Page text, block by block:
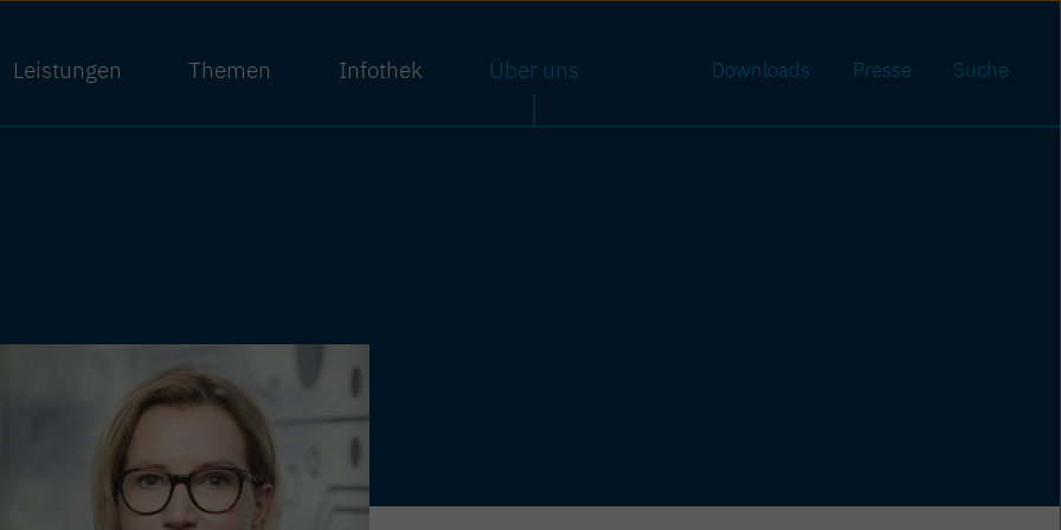
Leistungen Themen Infothek Über uns Downloads Presse Suche